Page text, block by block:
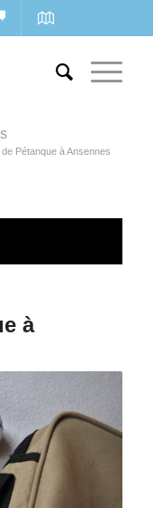
Pétanque à Ansennes
à